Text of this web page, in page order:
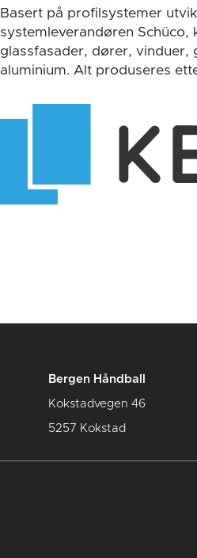
Basert på profilsystemer
systemleverandøren
glassfasader, dører, vinduer,
aluminium. Alt produseres
Bergen Håndball
Kokstadvegen 46
5257 Kokstad